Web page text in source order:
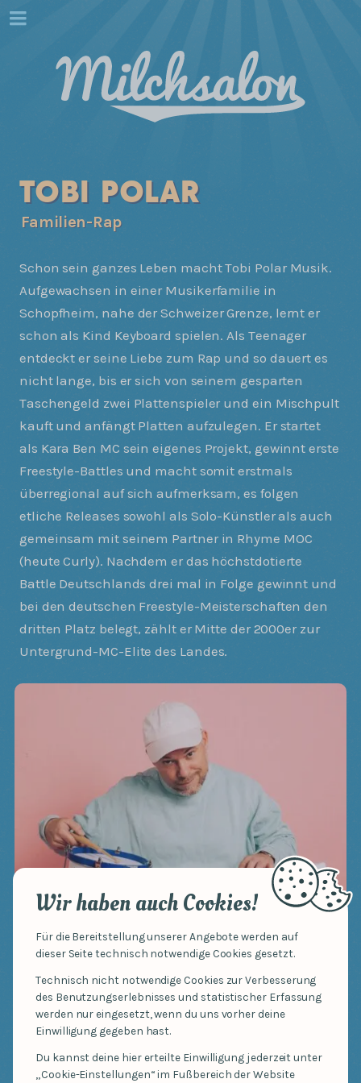
TOBI POLAR
Familien-Rap
Schon sein ganzes Leben macht Tobi Polar Musik.
Aufgewachsen in einer Musikerfamilie in
Schopfheim, nahe der Schweizer Grenze, lernt er
schon als Kind Keyboard spielen. Als Teenager
entdeckt er seine Liebe zum Rap und so dauert es
nicht lange, bis er sich von seinem gesparten
Taschengeld zwei Plattenspieler und ein Mischpult
kauft und anfängt Platten aufzulegen. Er startet
als Kara Ben MC sein eigenes Projekt, gewinnt erste
Freestyle-Battles und macht somit erstmals
überregional auf sich aufmerksam, es folgen
etliche Releases sowohl als Solo-Künstler als auch
gemeinsam mit seinem Partner in Rhyme MOC
(heute Curly). Nachdem er das höchstdotierte
Battle Deutschlands drei mal in Folge gewinnt und
bei den deutschen Freestyle-Meisterschaften den
dritten Platz belegt, zählt er Mitte der 2000er zur
Untergrund-MC-Elite des Landes.
2019 beginnt er wieder Musik zu schreiben und
startet als Tobi Polar noch mal durch. Er möchte
seine zwei Steckenpferde, die Arbeit mit Kindern
und die Musik, zu coolem Familienrap
verbinden. 2020 ist es dann nach zwei Jahren
Wir haben auch Cookies!
Für die Bereitstellung unserer Angebote werden auf
dieser Seite technisch notwendige Cookies gesetzt.
Technisch nicht notwendige Cookies zur Verbesserung
des Benutzungserlebnisses und statistischer Erfassung
werden nur eingesetzt, wenn du uns vorher deine
Einwilligung gegeben hast.
Du kannst deine hier erteilte Einwilligung jederzeit unter
„Cookie-Einstellungen“ im Fußbereich der Website